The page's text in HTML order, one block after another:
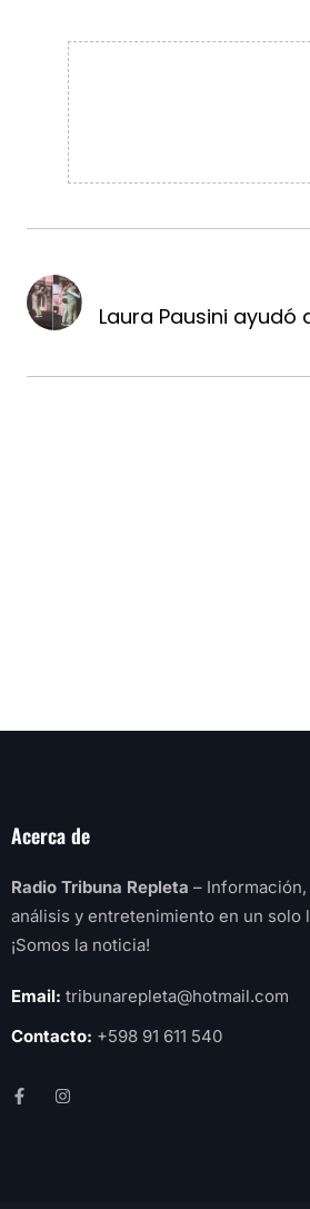
Laura Pausini ayudó
Acerca de
Radio Tribuna Repleta – Información,
análisis y entretenimiento en un solo
¡Somos la noticia!
Email: tribunarepleta@hotmail.com
Contacto: +598 91 611 540